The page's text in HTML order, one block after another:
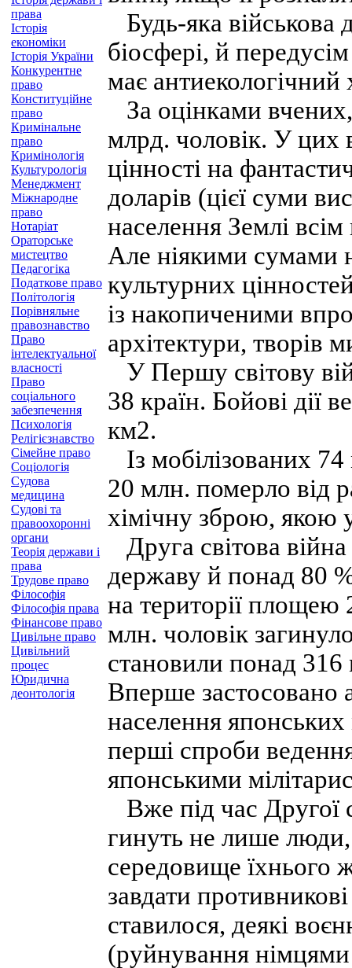
права
Історія
економіки
Історія України
Конкурентне
право
Конституційне
право
Кримінальне
право
Кримінологія
Культурологія
Менеджмент
Міжнародне
право
Нотаріат
Ораторське
мистецтво
Педагогіка
Податкове право
Політологія
Порівняльне
правознавство
Право
інтелектуальної
власності
Право
соціального
забезпечення
Психологія
Релігієзнавство
Сімейне право
Соціологія
Судова
медицина
Судові та
правоохоронні
органи
Теорія держави і
права
Трудове право
Філософія
Філософія права
Фінансове право
Цивільне право
Цивільний
процес
Юридична
деонтологія
Будь-яка військова
біосфері, й
має антиекологічний
За оцінками
млрд. чоловік. У цих
цінності на
доларів (цієї суми
населення Землі
Але ніякими сумами
культурних
із накопиченими
архітектури, творів
У Першу світову
38 країн. Бойові дії
км2.
Із мобілізованих
20 млн. померло від
хімічну зброю, якою
Друга світова
державу й понад 80
на території площею
млн. чоловік
становили понад 316
Вперше застосовано
населення японських
перші спроби
японськими
Вже під час Другої
гинуть не лише
середовище їхнього
завдати
ставилося, деякі
(руйнування німцями